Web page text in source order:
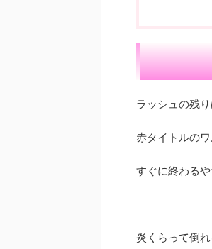
ラッシュの残
赤タイトルの
すぐに終わるや
炎くらって倒